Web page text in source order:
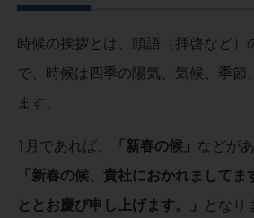
時候の挨拶とは、頭語（拝啓など）
で、時候は四季の陽気、気候、季節
ます。
1月であれば、 「新春の候」 などが
「新春の候、貴社におかれましてま
ととお慶び申し上げます。」
となり